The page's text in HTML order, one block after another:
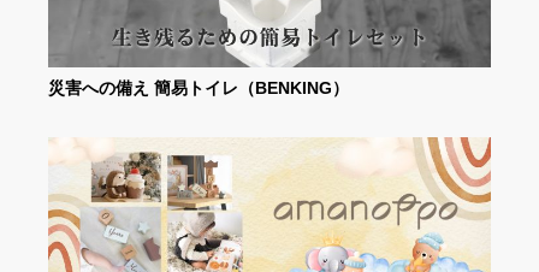
災害への備え 簡易トイレ（BENKING）